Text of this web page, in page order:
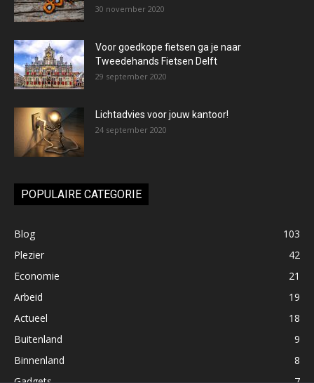
30 november 2020
Voor goedkope fietsen ga je naar
Tweedehands Fietsen Delft
29 september 2020
Lichtadvies voor jouw kantoor!
24 september 2020
POPULAIRE CATEGORIE
Blog
103
Plezier
42
Economie
21
Arbeid
19
Actueel
18
Buitenland
9
Binnenland
8